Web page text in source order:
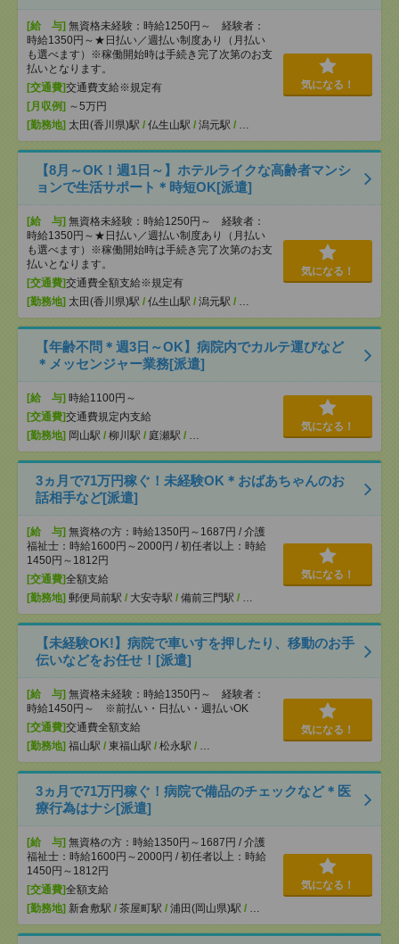
[給 与] 無資格未経験：時給1250円～ 経験者：
時給1350円～★日払い／週払い制度あり（月払い
も選べます）※稼働開始時は手続き完了次第のお支
払いとなります。
[交通費]交通費支給※規定有
[月収例] ～5万円
[勤務地] 太田(香川県)駅 / 仏生山駅 / 潟元駅 /
気になる！
【8月～OK！週1日～】ホテルライクな高齢者マンシ
ョンで生活サポート＊時短OK[派遣]
[給 与] 無資格未経験：時給1250円～ 経験者：
時給1350円～★日払い／週払い制度あり（月払い
も選べます）※稼働開始時は手続き完了次第のお支
払いとなります。
[交通費]交通費全額支給※規定有
[勤務地] 太田(香川県)駅 / 仏生山駅 / 潟元駅 /
気になる！
【年齢不問＊週3日～OK】病院内でカルテ運びなど
＊メッセンジャー業務[派遣]
[給 与] 時給1100円～
[交通費]交通費規定内支給
[勤務地] 岡山駅 / 柳川駅 / 庭瀬駅 /
気になる！
3ヵ月で71万円稼ぐ！未経験OK＊おばあちゃんのお
話相手など[派遣]
[給 与] 無資格の方：時給1350円～1687円 / 介護
福祉士：時給1600円～2000円 / 初任者以上：時給
1450円～1812円
[交通費]全額支給
[勤務地] 郵便局前駅 / 大安寺駅 / 備前三門駅 /
気になる！
【未経験OK!】病院で車いすを押したり、移動のお手
伝いなどをお任せ！[派遣]
[給 与] 無資格未経験：時給1350円～ 経験者：
時給1450円～ ※前払い・日払い・週払いOK
[交通費]交通費全額支給
[勤務地] 福山駅 / 東福山駅 / 松永駅 /
気になる！
3ヵ月で71万円稼ぐ！病院で備品のチェックなど＊医
療行為はナシ[派遣]
[給 与] 無資格の方：時給1350円～1687円 / 介護
福祉士：時給1600円～2000円 / 初任者以上：時給
1450円～1812円
[交通費]全額支給
[勤務地] 新倉敷駅 / 茶屋町駅 / 浦田(岡山県)駅 /
気になる！